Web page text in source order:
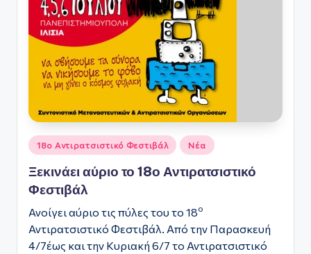
Αναρτήθηκε
σε
18ο Αντιρατσιστικό Φεστιβάλ Νέα
Ξεκινάει αύριο το 18ο Αντιρατσιστικό
Φεστιβάλ
Ανοίγει αύριο τις πύλες του το 18ο
Αντιρατσιστικό Φεστιβάλ. Από την Παρασκευή
4/7έως και την Κυριακή 6/7 το Αντιρατσιστικό